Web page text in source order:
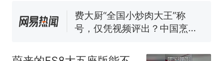
协会回应
男子上山采菌偶然发现鸡枞菌
窝，原地守1天等它长大：挖了
回大海 目击者直呼震惊 （视频